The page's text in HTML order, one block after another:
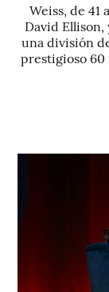
Weiss, de 41
David
una división
prestigioso 60